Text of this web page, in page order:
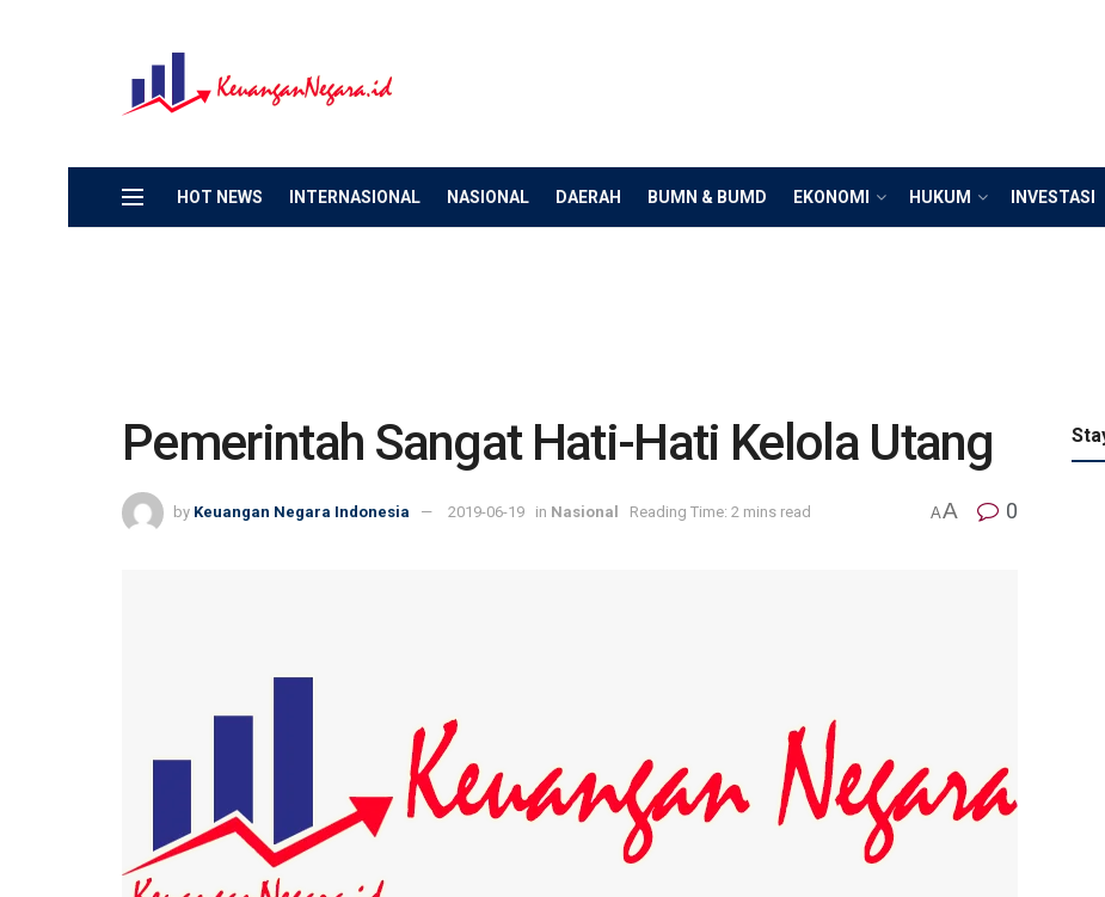
HOT NEWS INTERNASIONAL NASIONAL DAERAH BUMN & BUMD EKONOMI HUKUM INVESTASI
Pemerintah Sangat Hati-Hati Kelola Utang
by Keuangan Negara Indonesia 2019-06-19 in Nasional Reading Time: 2 mins read AA 0